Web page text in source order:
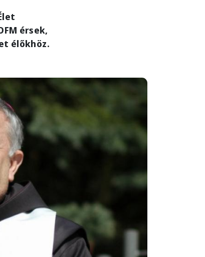
érsek,
élőkhöz.